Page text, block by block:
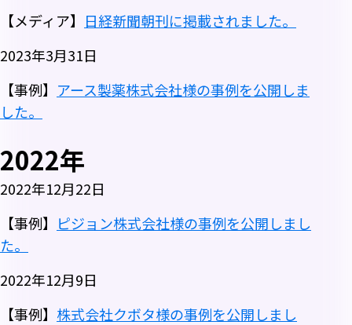
【メディア】 日経新聞朝刊に掲載されました。
2023年3月31日
【事例】 アース製薬株式会社様の事例を公開しま
した。
2022年
2022年12月22日
【事例】 ピジョン株式会社様の事例を公開しまし
た。
2022年12月9日
【事例】 株式会社クボタ様の事例を公開しまし